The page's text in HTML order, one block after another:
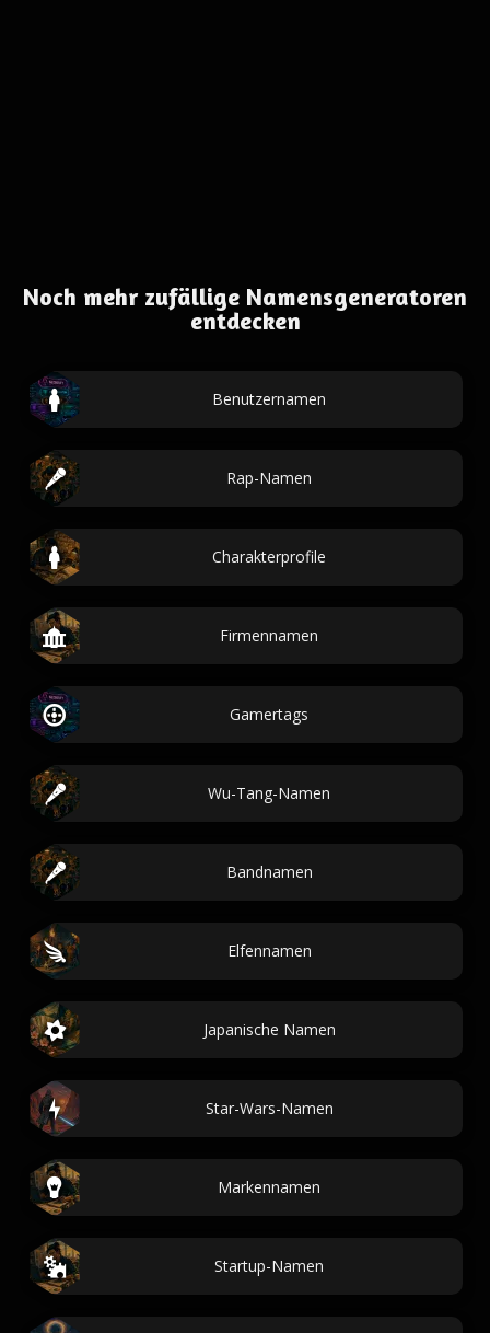
Noch mehr zufällige Namensgeneratoren
entdecken
Benutzernamen
Rap-Namen
Charakterprofile
Firmennamen
Gamertags
Wu-Tang-Namen
Bandnamen
Elfennamen
Japanische Namen
Star-Wars-Namen
Markennamen
Startup-Namen